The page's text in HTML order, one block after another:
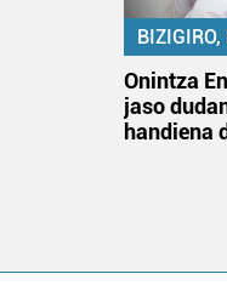
Onintza
jaso
handiena